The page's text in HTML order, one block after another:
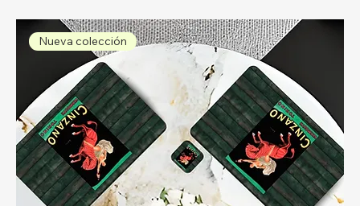
Nueva colección